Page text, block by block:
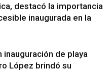
destacó la importancia
inaugurada en la
de playa
López brindó su